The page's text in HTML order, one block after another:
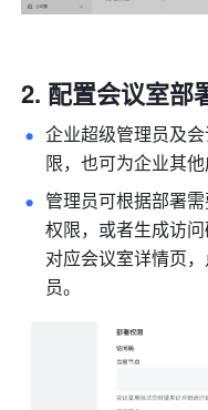
配置会议室部
企业超级管理员及
限，也可为企业其他
管理员可根据部署
权限，或者生成访
对应会议室详情页
员。